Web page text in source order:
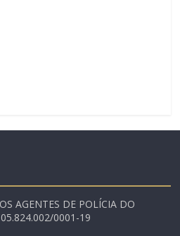
AGENTES DE POLÍCIA DO
05.824.002/0001-19